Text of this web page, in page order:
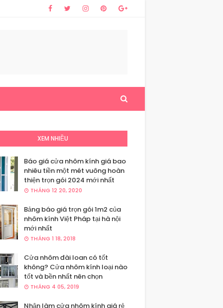
XEM NHIỀU
Báo giá cửa nhôm kính giá bao
nhiêu tiền một mét vuông hoàn
thiện trọn gói 2024 mới nhất
THÁNG 12 20, 2020
Bảng báo giá trọn gói 1m2 của
nhôm kính Việt Pháp tại hà nội
mới nhất
THÁNG 1 18, 2018
Cửa nhôm đài loan có tốt
không? Cửa nhôm kính loại nào
tốt và bền nhất nên chọn
THÁNG 4 05, 2019
Nhận làm cửa nhôm kính giá rẻ